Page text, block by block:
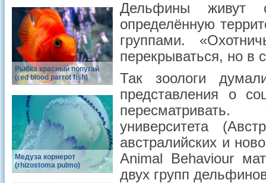
Рыбка красный попугай
(red blood parrot fish)
Медуза корнерот
(rhizostoma pulmo)
Дельфины живут
определённую
группами.
перекрываться, но в
Так зоологи
представления о
пересматривать.
университета
австралийских и
Animal Behaviour
двух групп